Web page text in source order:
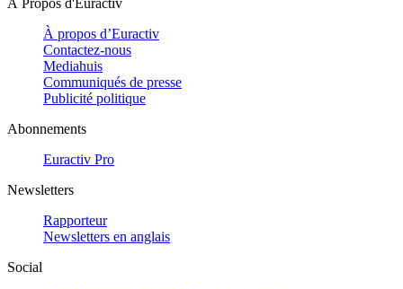
À Propos d'Euractiv
À propos d’Euractiv
Contactez-nous
Mediahuis
Communiqués de presse
Publicité politique
Abonnements
Euractiv Pro
Newsletters
Rapporteur
Newsletters en anglais
Social